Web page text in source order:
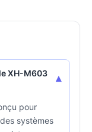
XH-M603
▾
pour
systèmes